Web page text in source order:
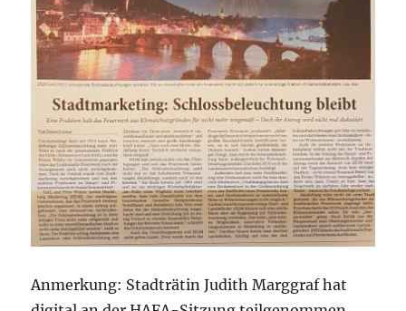
Anmerkung: Stadträtin Judith Marggraf hat